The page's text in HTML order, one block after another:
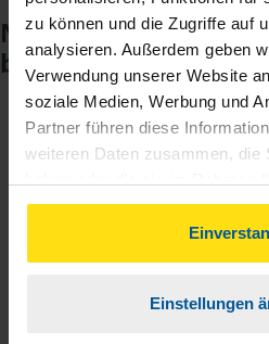
zu können und die Zugriffe auf
analysieren. Außerdem geben
Verwendung unserer Website
soziale Medien, Werbung und
Partner führen diese
weiteren Daten zusammen, die
gesammelt haben. Indem Sie
können Sie der Verwendung
unserer
Einstellungen
Noch keinen
beantragen Sie ihn.
1
Sie teilen mir mit, dass
Sie bekommen eine E-